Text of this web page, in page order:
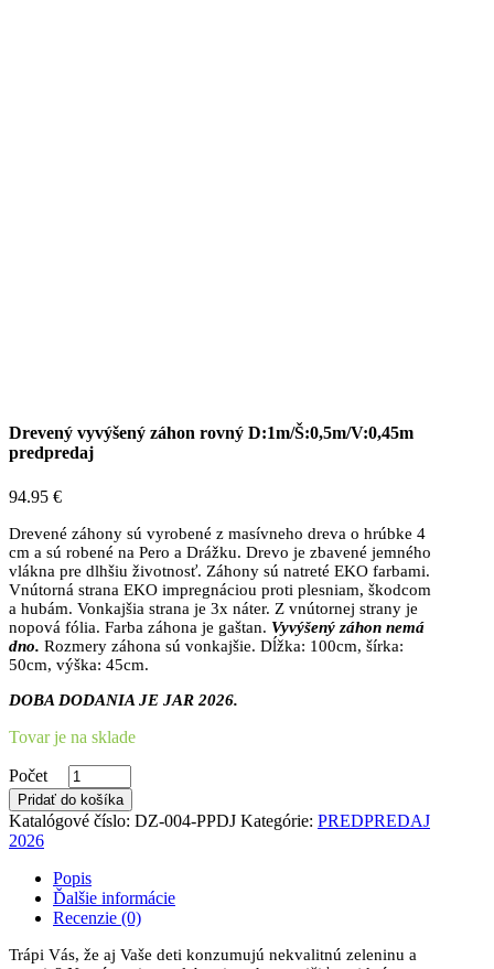
Drevený vyvýšený záhon rovný D:1m/Š:0,5m/V:0,45m
predpredaj
94.95 €
Drevené záhony sú vyrobené z masívneho dreva o hrúbke 4
cm a sú robené na Pero a Drážku. Drevo je zbavené jemného
vlákna pre dlhšiu životnosť. Záhony sú natreté EKO farbami.
Vnútorná strana EKO impregnáciou proti plesniam, škodcom
a hubám. Vonkajšia strana je 3x náter. Z vnútornej strany je
nopová fólia. Farba záhona je gaštan. Vyvýšený záhon nemá
dno. Rozmery záhona sú vonkajšie. Dĺžka: 100cm, šírka:
50cm, výška: 45cm.
DOBA DODANIA JE JAR 2026.
Tovar je na sklade
Počet
Pridať do košíka
Katalógové číslo: DZ-004-PPDJ Kategórie: PREDPREDAJ
2026
Popis
Ďalšie informácie
Recenzie (0)
Trápi Vás, že aj Vaše deti konzumujú nekvalitnú zeleninu a